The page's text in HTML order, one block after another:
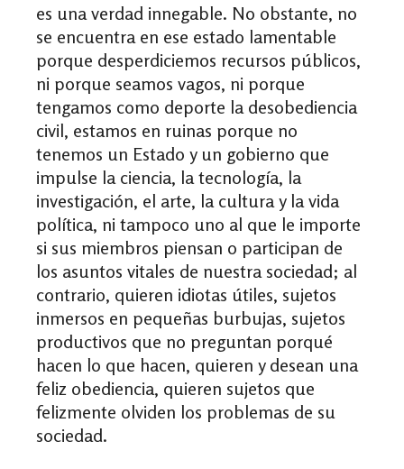
es una verdad innegable. No obstante, no
se encuentra en ese estado lamentable
porque desperdiciemos recursos públicos,
ni porque seamos vagos, ni porque
tengamos como deporte la desobediencia
civil, estamos en ruinas porque no
tenemos un Estado y un gobierno que
impulse la ciencia, la tecnología, la
investigación, el arte, la cultura y la vida
política, ni tampoco uno al que le importe
si sus miembros piensan o participan de
los asuntos vitales de nuestra sociedad; al
contrario, quieren idiotas útiles, sujetos
inmersos en pequeñas burbujas, sujetos
productivos que no preguntan porqué
hacen lo que hacen, quieren y desean una
feliz obediencia, quieren sujetos que
felizmente olviden los problemas de su
sociedad.